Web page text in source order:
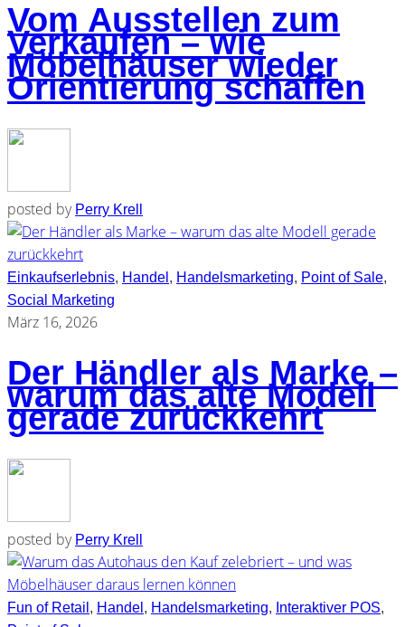
Vom Ausstellen zum
Verkaufen – wie
Möbelhäuser wieder
Orientierung schaffen
posted by Perry Krell
Einkaufserlebnis, Handel , Handelsmarketing, Point of Sale,
Social Marketing
März 16, 2026
Der Händler als Marke –
warum das alte Modell
gerade zurückkehrt
posted by Perry Krell
Fun of Retail , Handel , Handelsmarketing, Interaktiver POS,